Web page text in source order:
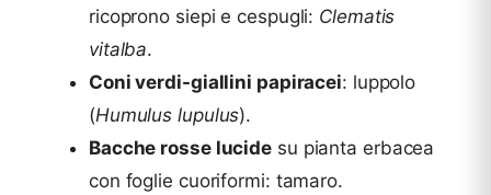
ricoprono siepi e cespugli: Clematis
vitalba.
Coni verdi-giallini papiracei: luppolo
(Humulus lupulus).
Bacche rosse lucide su pianta erbacea
con foglie cuoriformi: tamaro.